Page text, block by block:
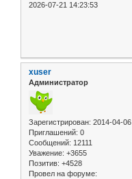
2026-07-21 14:23:53
xuser
Администратор
Зарегистрирован: 2014-04-06
Приглашений: 0
Сообщений: 12111
Уважение: +3655
Позитив: +4528
Провел на форуме: